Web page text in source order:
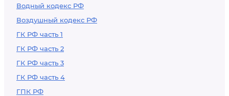
Водный кодекс РФ
Воздушный кодекс РФ
ГК РФ часть 1
ГК РФ часть 2
ГК РФ часть 3
ГК РФ часть 4
ГПК РФ